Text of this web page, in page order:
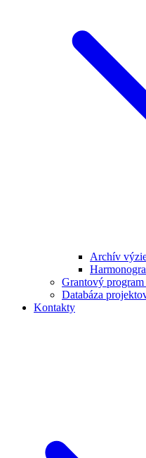
Archív
Grantový
Databáza
Kontakty